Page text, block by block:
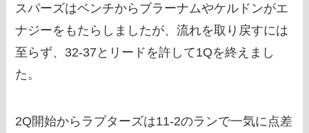
スパーズはベンチからブラーナムやケルドンがエ
ナジーをもたらしましたが、流れを取り戻すには
至らず、32-37とリードを許して1Qを終えまし
た。
2Q開始からラプターズは11-2のランで一気に点差